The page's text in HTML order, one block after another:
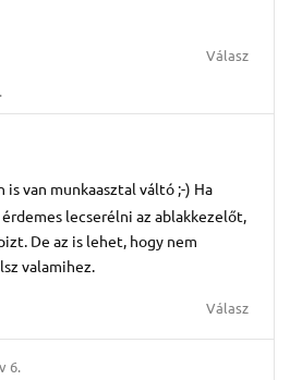
Válasz
is van munkaasztal váltó ;-) Ha
lecserélni az ablakkezelőt,
De az is lehet, hogy nem
valamihez.
Válasz
6.